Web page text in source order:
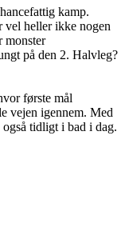
kamp.
vel heller ikke nogen
monster
på den 2. Halvleg?
første mål
vejen igennem. Med
tidligt i bad i dag.